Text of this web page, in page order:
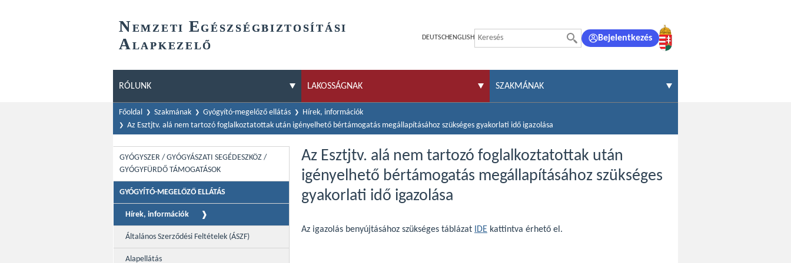
NEMZETI EGÉSZSÉGBIZTOSÍTÁSI
ALAPKEZELŐ
DEUTSCH ENGLISH Bejelentkezés
RÓLUNK LAKOSSÁGNAK SZAKMÁNAK
Főoldal Szakmának Gyógyító-megelőző ellátás
Hírek, információk
Az Esztjtv. alá nem tartozó foglalkoztatottak után igényelhető bértámogatás megállapításához szükséges gyakorlati idő igazolása
GYÓGYSZER / GYÓGYÁSZATI SEGÉDESZKÖZ /
GYÓGYFÜRDŐ TÁMOGATÁSOK
GYÓGYÍTÓ-MEGELŐZŐ ELLÁTÁS
Hírek, információk
Általános Szerződési Feltételek (ÁSZF)
Alapellátás
Az Esztjtv. alá nem tartozó foglalkoztatottak után
igényelhető bértámogatás megállapításához szükséges
gyakorlati idő igazolása
Az igazolás benyújtásához szükséges táblázat IDE kattintva érhető el.